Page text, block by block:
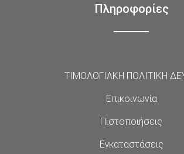
Πληροφορίες
ΤΙΜΟΛΟΓΙΑΚΗ ΠΟΛΙΤΙΚΗ
Επικοινωνία
Πιστοποιήσεις
Εγκαταστάσεις